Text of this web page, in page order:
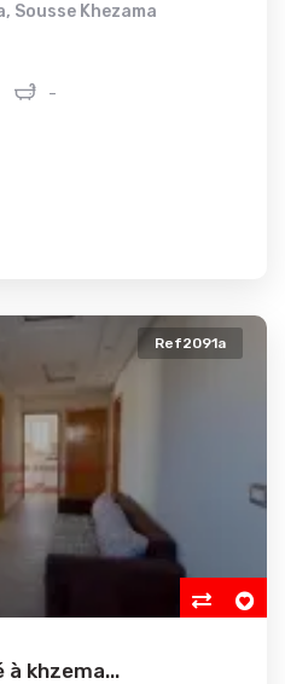
, Sousse Khezama
-
Ref2091a
à khzema...